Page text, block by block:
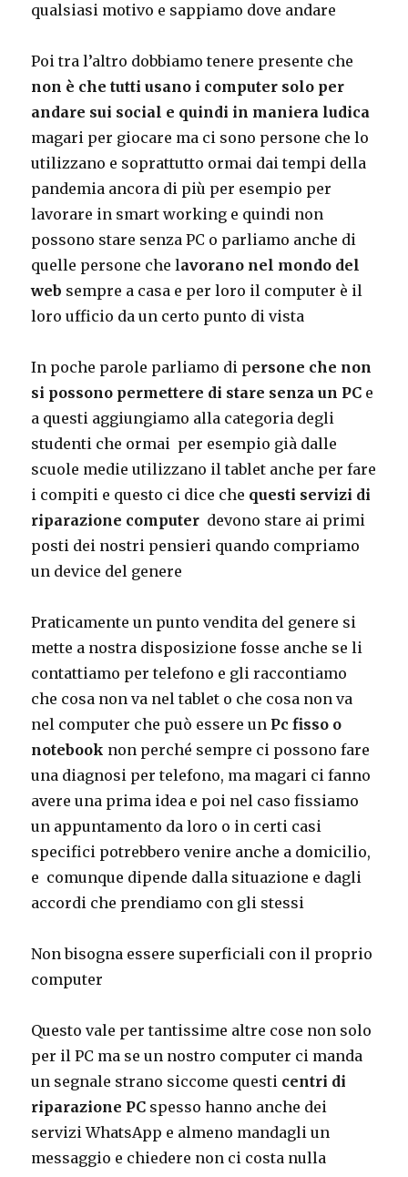
qualsiasi motivo e sappiamo dove andare
Poi tra l’altro dobbiamo tenere presente che
non è che tutti usano i computer solo per
andare sui social e quindi in maniera ludica
magari per giocare ma ci sono persone che lo
utilizzano e soprattutto ormai dai tempi della
pandemia ancora di più per esempio per
lavorare in smart working e quindi non
possono stare senza PC o parliamo anche di
quelle persone che lavorano nel mondo del
web sempre a casa e per loro il computer è il
loro ufficio da un certo punto di vista
In poche parole parliamo di persone che non
si possono permettere di stare senza un PC e
a questi aggiungiamo alla categoria degli
studenti che ormai per esempio già dalle
scuole medie utilizzano il tablet anche per fare
i compiti e questo ci dice che questi servizi di
riparazione computer devono stare ai primi
posti dei nostri pensieri quando compriamo
un device del genere
Praticamente un punto vendita del genere si
mette a nostra disposizione fosse anche se li
contattiamo per telefono e gli raccontiamo
che cosa non va nel tablet o che cosa non va
nel computer che può essere un Pc fisso o
notebook non perché sempre ci possono fare
una diagnosi per telefono, ma magari ci fanno
avere una prima idea e poi nel caso fissiamo
un appuntamento da loro o in certi casi
specifici potrebbero venire anche a domicilio,
e comunque dipende dalla situazione e dagli
accordi che prendiamo con gli stessi
Non bisogna essere superficiali con il proprio
computer
Questo vale per tantissime altre cose non solo
per il PC ma se un nostro computer ci manda
un segnale strano siccome questi centri di
riparazione PC spesso hanno anche dei
servizi WhatsApp e almeno mandagli un
messaggio e chiedere non ci costa nulla